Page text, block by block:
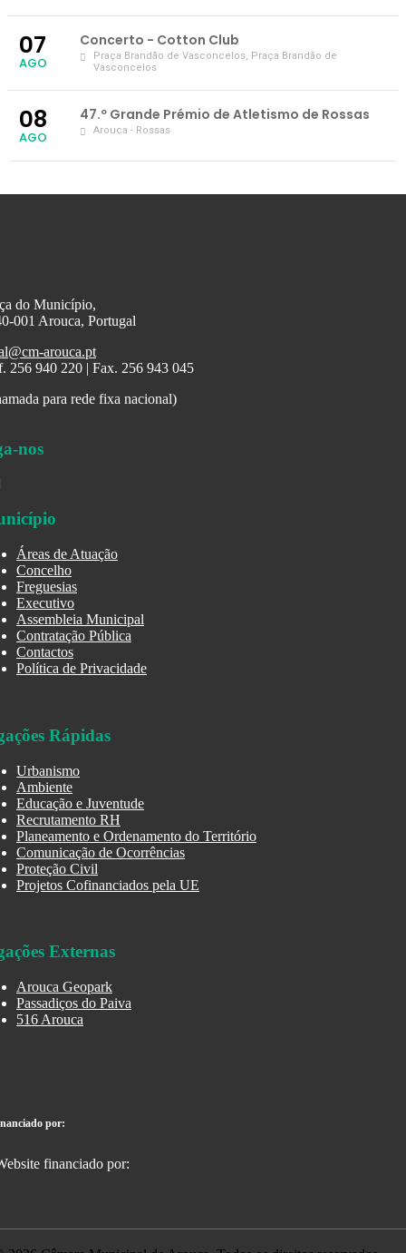
07
AGO
Concerto - Cotton Club
Praça Brandão de Vasconcelos, Praça Brandão de
Vasconcelos
08
AGO
47.º Grande Prémio de Atletismo de Rossas
Arouca - Rossas
do Município,
001 Arouca, Portugal
arouca.pt
256 940 220 | Fax. 256 943 045
para rede fixa nacional)
nos
Áreas de Atuação
Concelho
Freguesias
Executivo
Assembleia Municipal
Contratação Pública
Contactos
Política de Privacidade
Rápidas
Urbanismo
Ambiente
Educação e Juventude
Recrutamento RH
Planeamento e Ordenamento do Território
Comunicação de Ocorrências
Proteção Civil
Projetos Cofinanciados pela UE
Externas
Arouca Geopark
Passadiços do Paiva
516 Arouca
por: